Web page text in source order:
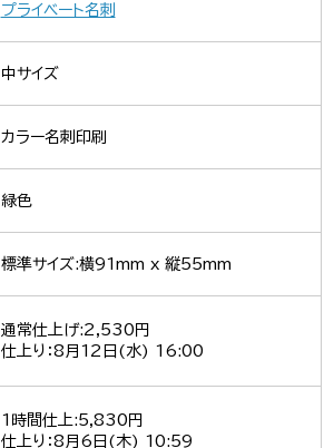
プライベート名刺
中サイズ
カラー名刺印刷
緑色
標準サイズ:横91mm x 縦55mm
通常仕上げ:2,530円
仕上り：8月12日(水) 16:00
1時間仕上:5,830円
仕上り：8月6日(木) 10:59